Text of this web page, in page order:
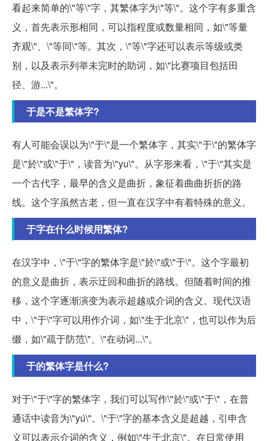
看起来简单的\"等\"字，其繁体字为\"等\"。这个字有多重含
义，首先表示形相同，可以指程度或数量相同，如\"等量
齐观\"、\"等同\"等。其次，\"等\"字还可以表示等级或类
别，以及表示列举未完时的助词，如\"比赛项目包括田
径、游...\"。
于是不是繁体字?
有人可能会误以为\"于\"是一个繁体字，其实\"于\"的繁体字
是\"於\"或\"于\"，读音为\"yu\"。从字形来看，\"于\"其实是
一个古代字，最早的含义是曲折，象征着曲曲折折的路
线。这个字虽然古老，但一直在汉字中有着特殊的意义。
于字在什么时候用繁体?
在汉字中，\"于\"字的繁体字是\"於\"或\"于\"。这个字最初
的意义是曲折，表示迂回和曲折的路线。但随着时间的推
移，这个字逐渐演变为表示超越或介词的含义。现代汉语
中，\"于\"字可以用作介词，如\"生于北京\"，也可以作为后
缀，如\"疏于防范\"、\"在动词...\"。
于的繁体字是什么?
对于\"于\"字的繁体字，我们可以写作\"於\"或\"于\"，在普
通话中读音为\"yú\"。\"于\"字的基本含义是超越，引申含
义可以表示介词的含义，例如\"生于北京\"。在日常使用